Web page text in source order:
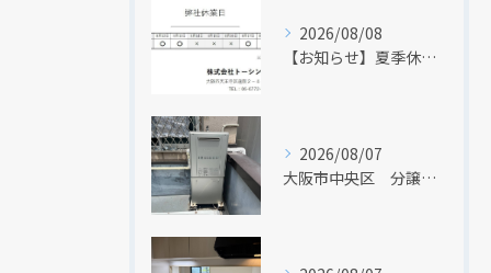
2026/08/08
【お知らせ】夏季休業日のお知らせ【２０２６年】
2026/08/07
大阪市中央区 分譲マンションの給湯器取替リフォーム工事 UV除菌機能搭載給湯器